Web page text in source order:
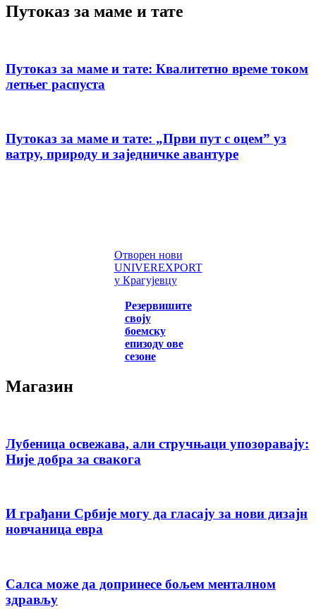
Путоказ за маме и тате
Путоказ за маме и тате: Квалитетно време током
летњег распуста
Путоказ за маме и тате: „Први пут с оцемˮ уз
ватру, природу и заједничке авантуре
Отворен нови
UNIVEREXPORT
у Крагујевцу
Резервишите
своју
боемску
епизоду ове
сезоне
Магазин
Лубеница освежава, али стручњаци упозоравају:
Није добра за свакога
И грађани Србије могу да гласају за нови дизајн
новчаница евра
Салса може да допринесе бољем менталном
здрављу